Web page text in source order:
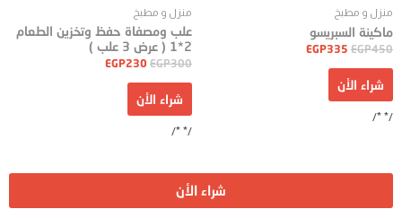
منزل و مطبخ
ماكينة السبريسو
EGP450
EGP335
شراء الأن
/* */
منزل و مطبخ
علب ومصفاة حفظ وتخزين الطعام
2*1 ( عرض 3 علب )
EGP300
EGP230
شراء الأن
/* */
شراء الأن
جميع الحقوق محفوظة Pianky© 2024